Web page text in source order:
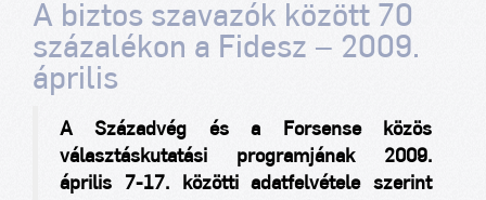
A biztos szavazók között 70
százalékon a Fidesz – 2009.
április
A Századvég és a Forsense közös
választáskutatási programjának 2009.
április 7-17. közötti adatfelvétele szerint